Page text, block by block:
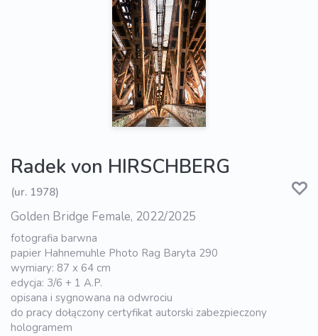
Radek von HIRSCHBERG
(ur. 1978)
Golden Bridge Female, 2022/2025
fotografia barwna
papier Hahnemuhle Photo Rag Baryta 290
wymiary: 87 x 64 cm
edycja: 3/6 + 1 A.P.
opisana i sygnowana na odwrociu
do pracy dołączony certyfikat autorski zabezpieczony
hologramem